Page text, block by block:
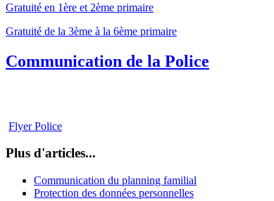
Gratuité en 1ère et 2ème primaire
Gratuité de la 3ème à la 6ème primaire
Communication de la Police
Flyer Police
Plus d'articles...
Communication du planning familial
Protection des données personnelles